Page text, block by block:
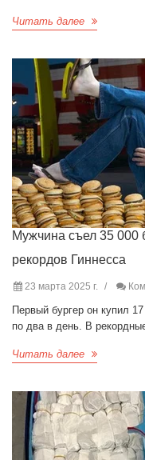
Читать далее
Мужчина съел 35 000
рекордов Гиннесса
23 марта 2025 г.
Первый бургер он купил
по два в день. В
Читать далее